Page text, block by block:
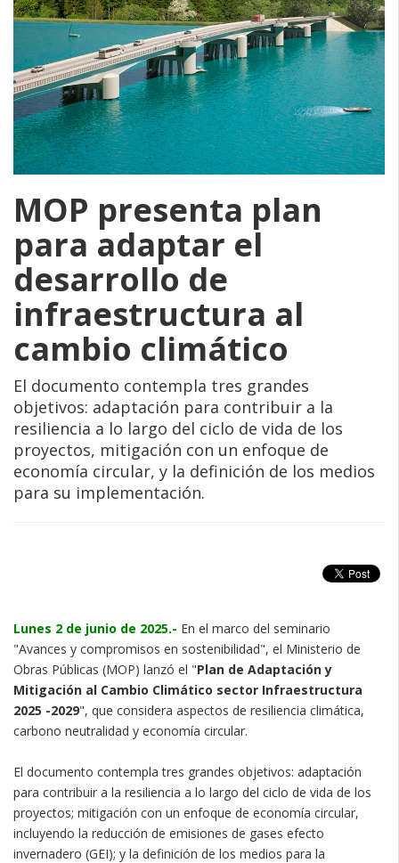
MOP presenta plan
para adaptar el
desarrollo de
infraestructura al
cambio climático
El documento contempla tres grandes
objetivos: adaptación para contribuir a la
resiliencia a lo largo del ciclo de vida de los
proyectos, mitigación con un enfoque de
economía circular, y la definición de los medios
para su implementación.
Lunes 2 de junio de 2025.- En el marco del seminario
"Avances y compromisos en sostenibilidad", el Ministerio de
Obras Públicas (MOP) lanzó el "Plan de Adaptación y
Mitigación al Cambio Climático sector Infraestructura
2025 -2029", que considera aspectos de resiliencia climática,
carbono neutralidad y economía circular.
El documento contempla tres grandes objetivos: adaptación
para contribuir a la resiliencia a lo largo del ciclo de vida de los
proyectos; mitigación con un enfoque de economía circular,
incluyendo la reducción de emisiones de gases efecto
invernadero (GEI); y la definición de los medios para la